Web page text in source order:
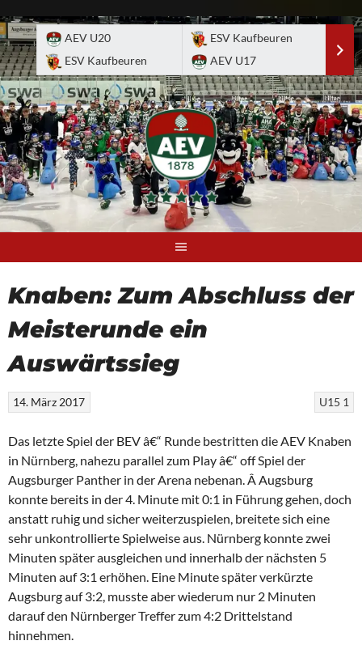
to
content
AEV U20
ESV Kaufbeuren
ESV Kaufbeuren
AEV U17
Knaben: Zum Abschluss der
Meisterunde ein
Auswärtssieg
U15 1
14. März 2017
Das letzte Spiel der BEV â€“ Runde bestritten die AEV Knaben
in Nürnberg, nahezu parallel zum Play â€“ off Spiel der
Augsburger Panther in der Arena nebenan. Â Augsburg
konnte bereits in der 4. Minute mit 0:1 in Führung gehen, doch
anstatt ruhig und sicher weiterzuspielen, breitete sich eine
sehr unkontrollierte Spielweise aus. Nürnberg konnte zwei
Minuten später ausgleichen und innerhalb der nächsten 5
Minuten auf 3:1 erhöhen. Eine Minute später verkürzte
Augsburg auf 3:2, musste aber wiederum nur 2 Minuten
darauf den Nürnberger Treffer zum 4:2 Drittelstand
hinnehmen.